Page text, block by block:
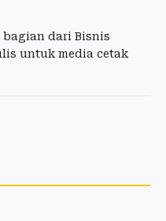
dari Bisnis
untuk media cetak